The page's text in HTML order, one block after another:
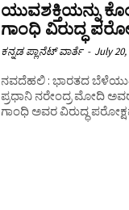
ಯುವಶಕ್ತಿಯನ್ನು
ಗಾಂಧಿ ವಿರುದ್ಧ
ಕನ್ನಡ ಪ್ಲಾನೆಟ್ ವಾರ್ತೆ - July 20,
ನವದೆಹಲಿ : ಭಾರತದ ಬೆಳೆಯುತ್ತಿರುವ ಬಾಹ್ಯಾಕಾಶ ಸಾಮರ್ಥ್ಯವನ್ನು ಶ್ಲಾಘಿಸುವಾಗ
ಪ್ರಧಾನಿ ನರೇಂದ್ರ ಮೋದಿ
ಗಾಂಧಿ ಅವರ ವಿರುದ್ಧ